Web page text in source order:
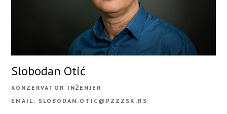
Slobodan Otić
KONZERVATOR INŽENJER
EMAIL: SLOBODAN.OTIC@PZZZSK.RS